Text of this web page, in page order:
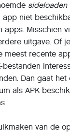
sideloaden
niet
Misschien
uitgave. Of
recente
bestanden
Dan gaat
als APK
van de